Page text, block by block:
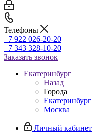
Телефоны
+7 922 026-20-20
+7 343 328-10-20
Заказать звонок
Екатеринбург
Назад
Города
Екатеринбург
Москва
Личный кабинет